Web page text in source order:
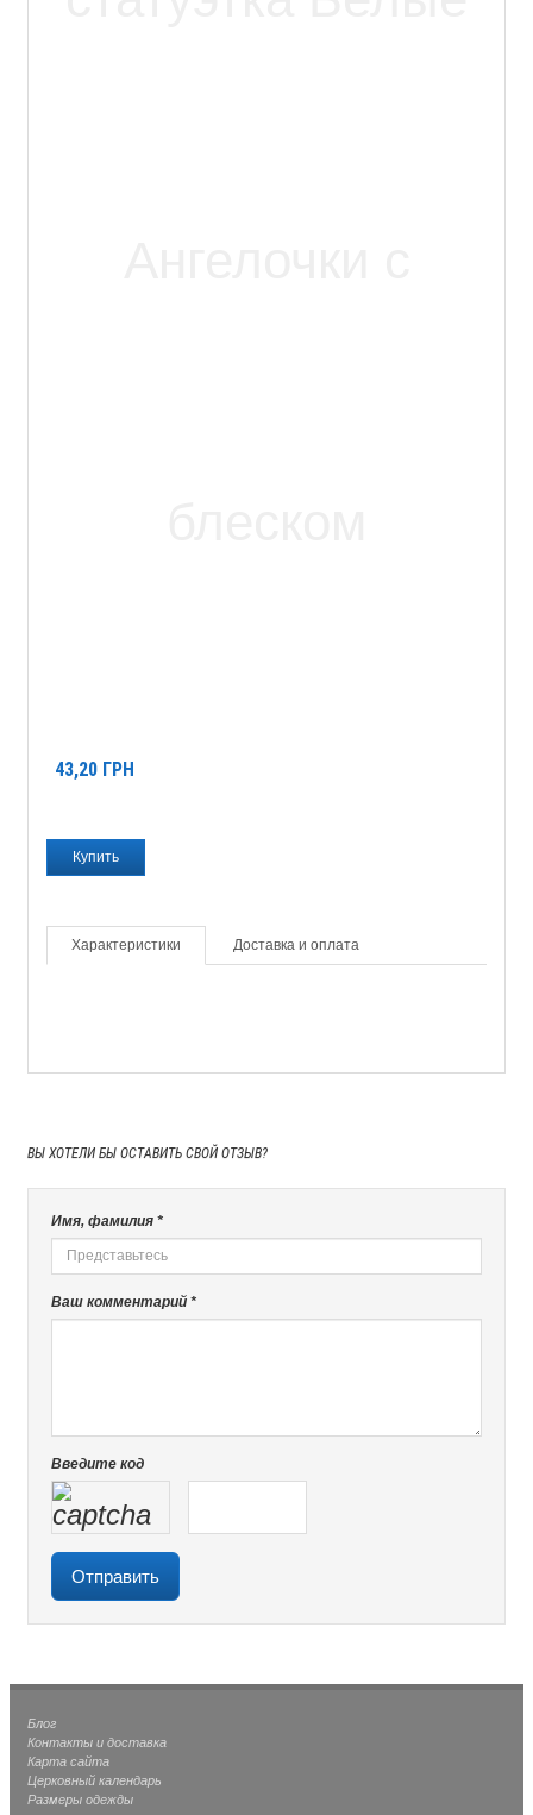
43,20 ГРН
Характеристики Доставка и оплата
ВЫ ХОТЕЛИ БЫ ОСТАВИТЬ СВОЙ ОТЗЫВ?
Имя, фамилия *
Ваш комментарий *
Введите код
Блог
Контакты и доставка
Карта сайта
Церковный календарь
Размеры одежды